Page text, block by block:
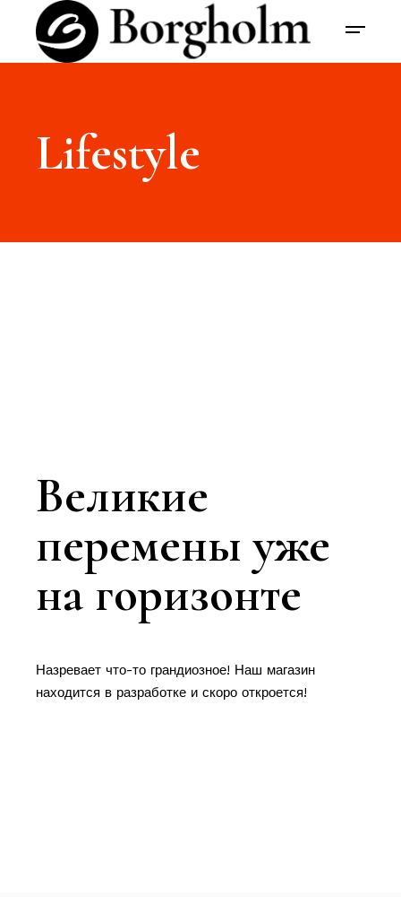
Lifestyle
Великие
перемены уже
на горизонте
Назревает что-то грандиозное! Наш магазин
находится в разработке и скоро откроется!